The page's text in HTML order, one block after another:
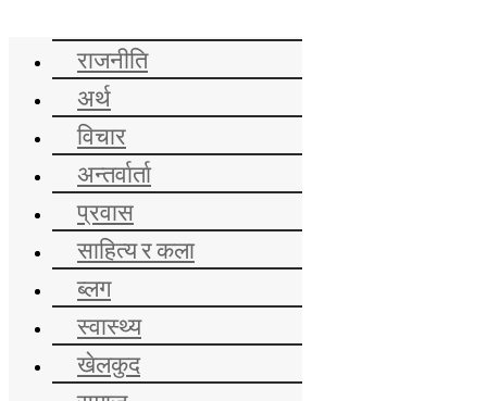
राजनीति
अर्थ
विचार
अन्तर्वार्ता
प्रवास
साहित्य र कला
ब्लग
स्वास्थ्य
खेलकुद